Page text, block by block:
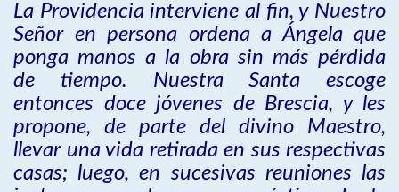
La Providencia interviene al fin, y Nuestro
Señor en persona ordena a Ángela que
ponga manos a la obra sin más pérdida
de tiempo. Nuestra Santa escoge
entonces doce jóvenes de Brescia, y les
propone, de parte del divino Maestro,
llevar una vida retirada en sus respectivas
casas; luego, en sucesivas reuniones las